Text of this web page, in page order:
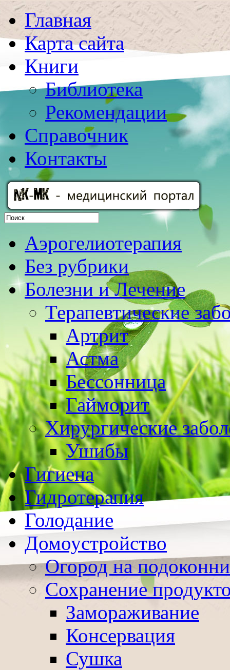
Главная
Карта сайта
Книги
Библиотека
Рекомендации
Справочник
Контакты
Аэрогелиотерапия
Без рубрики
Болезни и Лечение
Терапевтические
Артрит
Астма
Бессонница
Гайморит
Хирургические
Ушибы
Гигиена
Гидротерапия
Голодание
Домоустройство
Огород на
Сохранение
Замораживание
Консервация
Сушка